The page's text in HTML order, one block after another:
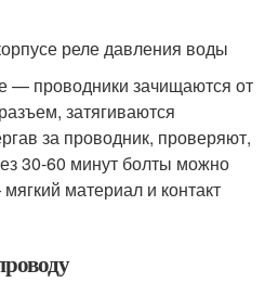
реле давления воды
— проводники зачищаются от
затягиваются
за проводник, проверяют,
30-60 минут болты можно
материал и контакт